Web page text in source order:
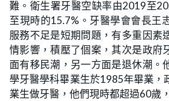
難。衛生署牙醫空缺率由2019至
至現時的15.7%。牙醫學會會長王
服務不足是短期問題，有多重因素
情影響，積壓了個案，其次是政府
面有移民潮，另一方面是退休潮。
學牙醫學科畢業生於1985年畢業，
業生做牙醫，他們現時都超過60歲